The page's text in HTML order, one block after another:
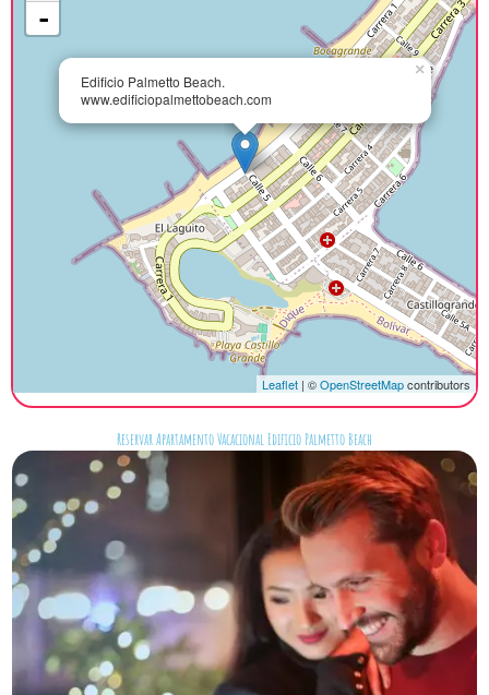
×
Edificio Palmetto Beach.
www.edificiopalmettobeach.com
-
Leaflet | ©OpenStreetMapcontributors
Reservar Apartamento Vacacional Edificio Palmetto Beach